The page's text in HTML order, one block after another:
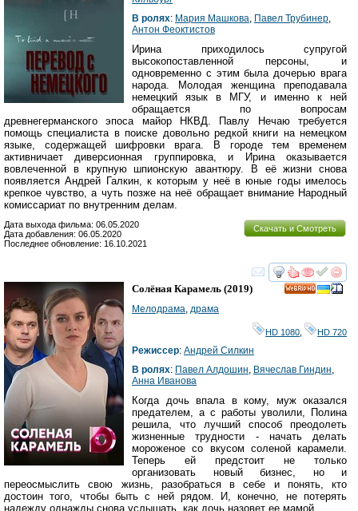
В ролях: Мария Машкова, Павел Трубинер,
Антон Феоктистов
Ирина приходилось супругой
высокопоставленной персоны, и
одновременно с этим была дочерью врага
народа. Молодая женщина преподавала
немецкий язык в МГУ, и именно к ней
обращается по вопросам
древнегерманского эпоса майор НКВД. Павлу Нечаю требуется
помощь специалиста в поиске довольно редкой книги на немецком
языке, содержащей шифровки врага. В городе тем временем
активничает диверсионная группировка, и Ирина оказывается
вовлеченной в крупную шпионскую авантюру. В её жизни снова
появляется Андрей Галкин, к которым у неё в юные годы имелось
крепкое чувство, а чуть позже на неё обращает внимание Народный
комиссариат по внутренним делам.
Скачать и Смотреть
Дата выхода фильма: 06.05.2020
Дата добавления: 06.05.2020
Последнее обновление: 16.10.2021
смотреть
Солёная Карамель (2019)
Мелодрама драма
HD 1080 HD 720
Режиссер: Андрей Силкин
В ролях: Павел Алдошин Вячеслав Гиндин
Анна Иванова
Когда дочь впала в кому, муж оказался
предателем, а с работы уволили, Полина
решила, что лучший способ преодолеть
жизненные трудности - начать делать
мороженое со вкусом соленой карамели.
Теперь ей предстоит не только
организовать новый бизнес, но и
переосмыслить свою жизнь, разобраться в себе и понять, кто
достоин того, чтобы быть с ней рядом. И, конечно, не потерять
надежду однажды снова услышать, как дочь назовет ее мамой.